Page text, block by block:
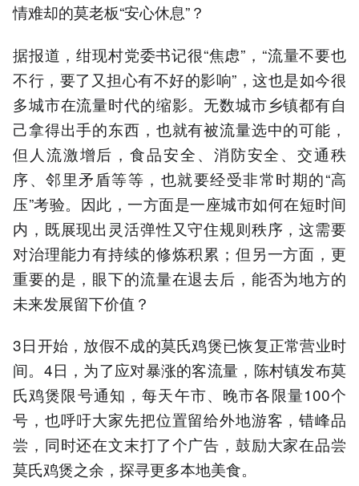
情难却的莫老板“安心休息”？
据报道，绀现村党委书记很“焦虑”，“流量不要也
不行，要了又担心有不好的影响”，这也是如今很
多城市在流量时代的缩影。无数城市乡镇都有自
己拿得出手的东西，也就有被流量选中的可能，
但人流激增后，食品安全、消防安全、交通秩
序、邻里矛盾等等，也就要经受非常时期的“高
压”考验。因此，一方面是一座城市如何在短时间
内，既展现出灵活弹性又守住规则秩序，这需要
对治理能力有持续的修炼积累；但另一方面，更
重要的是，眼下的流量在退去后，能否为地方的
未来发展留下价值？
3日开始，放假不成的莫氏鸡煲已恢复正常营业时
间。4日，为了应对暴涨的客流量，陈村镇发布莫
氏鸡煲限号通知，每天午市、晚市各限量100个
号，也呼吁大家先把位置留给外地游客，错峰品
尝，同时还在文末打了个广告，鼓励大家在品尝
莫氏鸡煲之余，探寻更多本地美食。